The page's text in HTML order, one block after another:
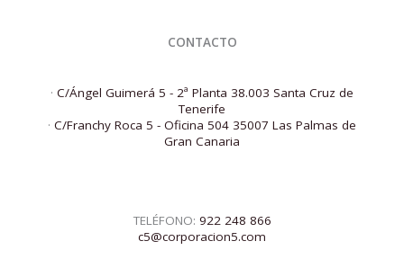
CONTACTO
· C/Ángel Guimerá 5 - 2ª Planta 38.003 Santa Cruz de
Tenerife
· C/Franchy Roca 5 - Oficina 504 35007 Las Palmas de
Gran Canaria
TELÉFONO: 922 248 866
c5@corporacion5.com